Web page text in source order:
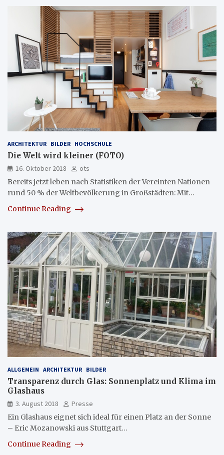
ARCHITEKTUR BILDER HOCHSCHULE
Die Welt wird kleiner (FOTO)
16. Oktober 2018
ots
Bereits jetzt leben nach Statistiken der Vereinten Nationen
rund 50 % der Weltbevölkerung in Großstädten: Mit…
Continue Reading
ALLGEMEIN ARCHITEKTUR BILDER
Transparenz durch Glas: Sonnenplatz und Klima im
Glashaus
3. August 2018
Presse
Ein Glashaus eignet sich ideal für einen Platz an der Sonne
– Eric Mozanowski aus Stuttgart…
Continue Reading